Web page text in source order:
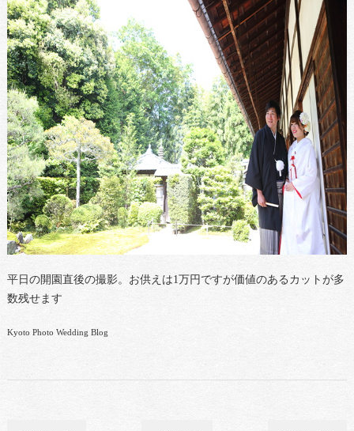
平日の開園直後の撮影。お供えは1万円ですが価値のあるカットが多
数残せます
Kyoto Photo Wedding Blog